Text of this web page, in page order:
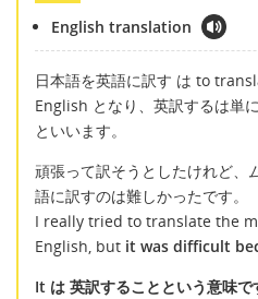
English translation
日本語を英語に訳す は to
English となり、英訳するは
といいます。
頑張って訳そうとしたけれど、
語に訳すのは難しかったです。
I really tried to translate the
English, but it was difficult
It は 英訳することという意味で